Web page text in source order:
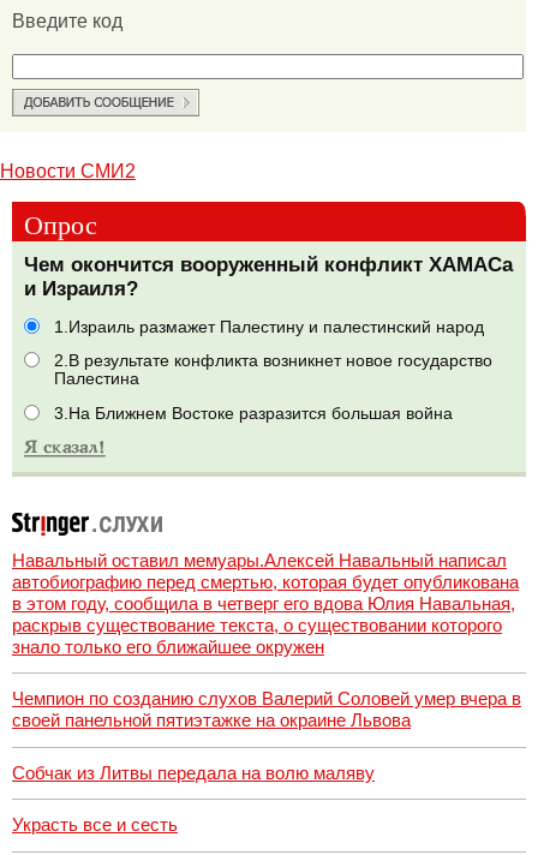
Введите код
Новости СМИ2
Опрос
Чем окончится вооруженный конфликт ХАМАСа
и Израиля?
1.Израиль размажет Палестину и палестинский народ
2.В результате конфликта возникнет новое государство
Палестина
3.На Ближнем Востоке разразится большая война
Навальный оставил мемуары.Алексей Навальный написал
автобиографию перед смертью, которая будет опубликована
в этом году, сообщила в четверг его вдова Юлия Навальная,
раскрыв существование текста, о существовании которого
знало только его ближайшее окружен
Чемпион по созданию слухов Валерий Соловей умер вчера в
своей панельной пятиэтажке на окраине Львова
Собчак из Литвы передала на волю маляву
Украсть все и сесть